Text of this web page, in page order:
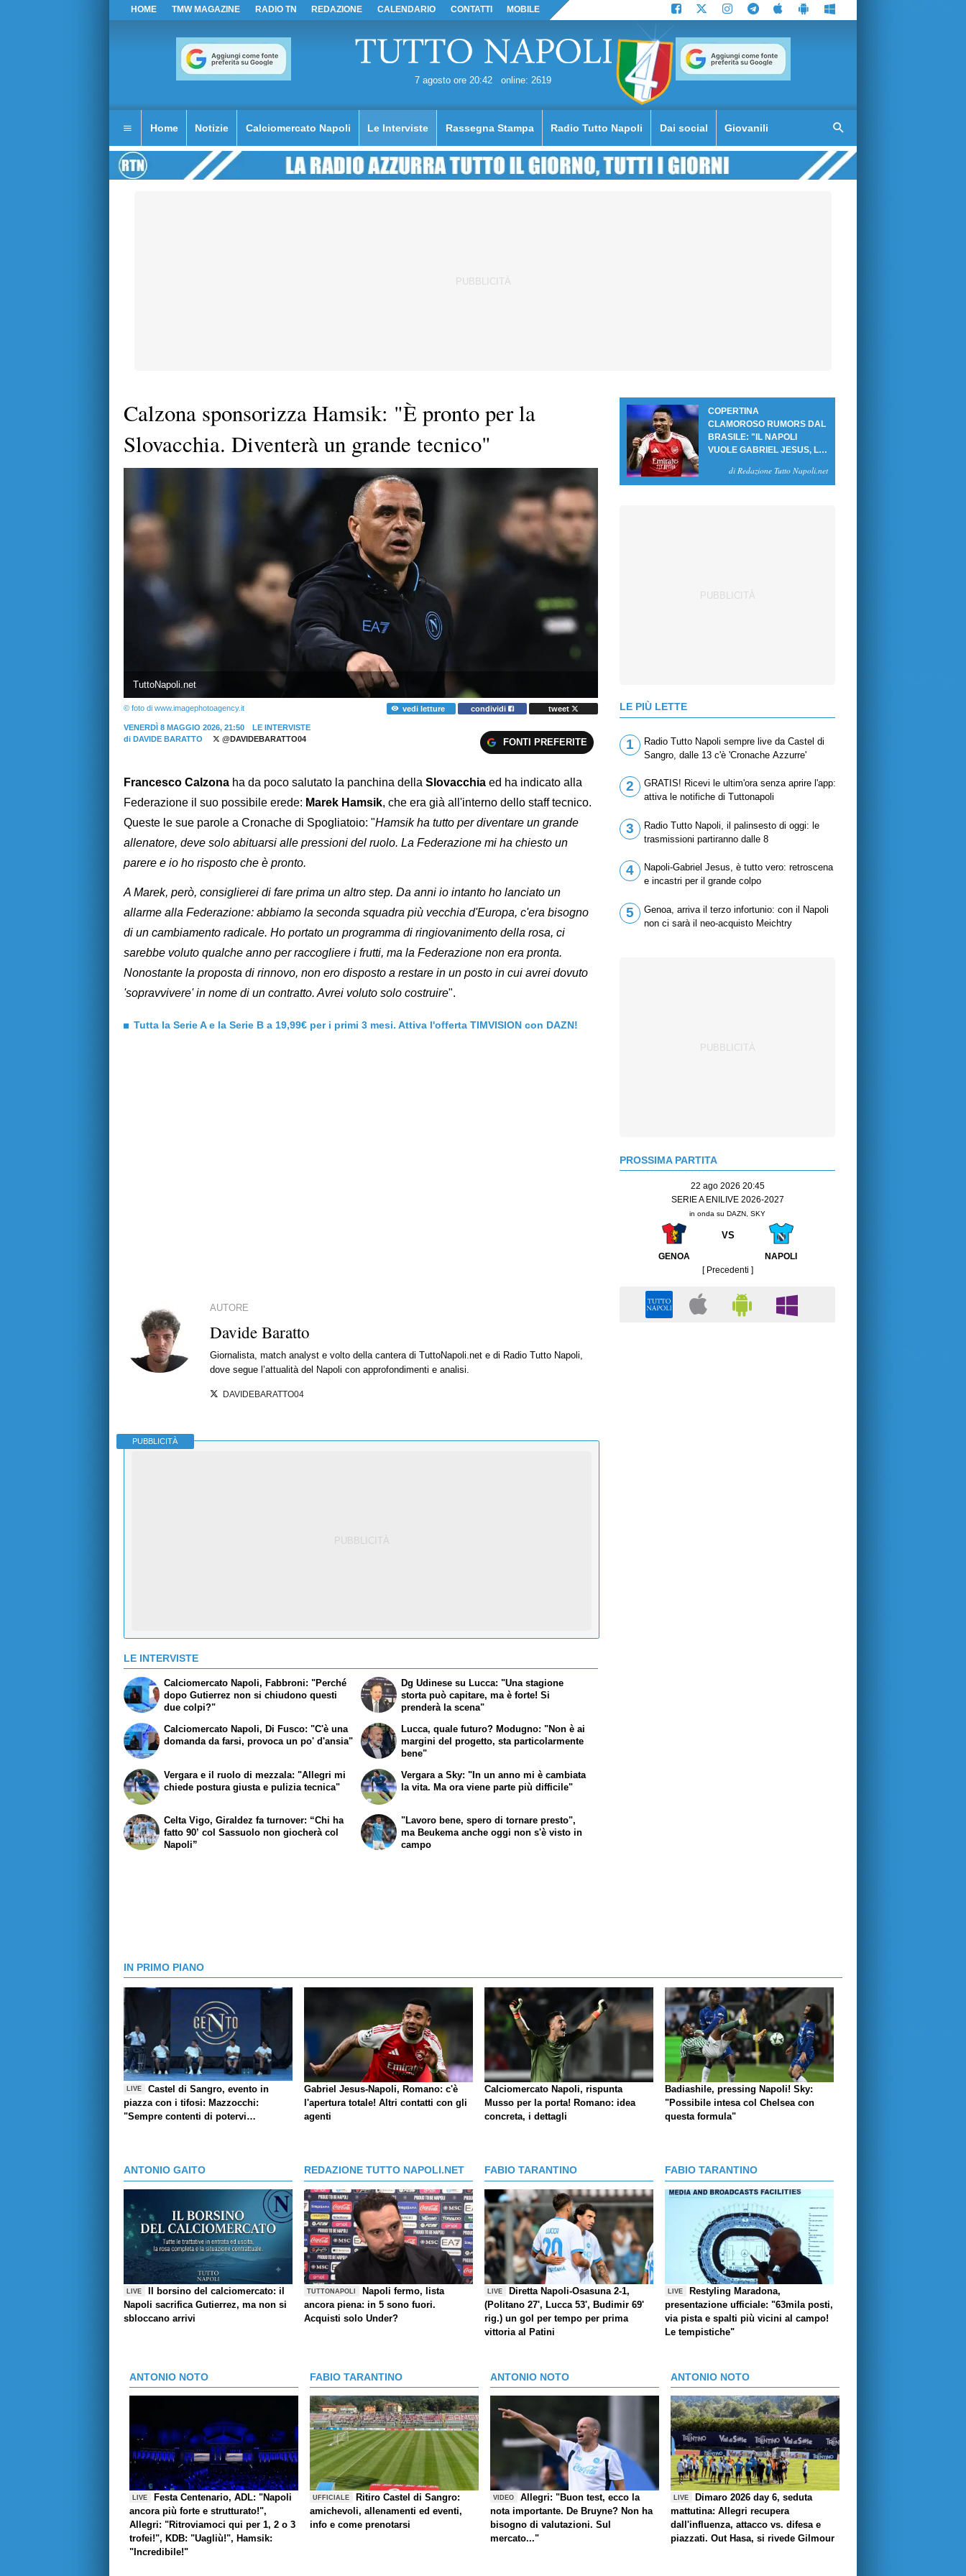
HOME TMW MAGAZINE RADIO TN REDAZIONE CALENDARIO CONTATTI MOBILE
7 agosto ore 20:42 online: 2619
Home Notizie Calciomercato Napoli Le Interviste Rassegna Stampa Radio Tutto Napoli Dai social Giovanili
Calzona sponsorizza Hamsik: "È pronto per la
Slovacchia. Diventerà un grande tecnico"
TuttoNapoli.net
© foto di www.imagephotoagency.it vedi letture condividi tweet
VENERDÌ 8 MAGGIO 2026, 21:50
LE INTERVISTE
di DAVIDE BARATTO @DAVIDEBARATTO04 FONTI PREFERITE
Francesco Calzona ha da poco salutato la panchina della Slovacchia ed ha indicato alla
Federazione il suo possibile erede: Marek Hamsik, che era già all'interno dello staff tecnico.
Queste le sue parole a Cronache di Spogliatoio: "Hamsik ha tutto per diventare un grande
allenatore, deve solo abituarsi alle pressioni del ruolo. La Federazione mi ha chiesto un
parere e io ho risposto che è pronto.
A Marek, però, consiglierei di fare prima un altro step. Da anni io intanto ho lanciato un
allarme alla Federazione: abbiamo la seconda squadra più vecchia d'Europa, c'era bisogno
di un cambiamento radicale. Ho portato un programma di ringiovanimento della rosa, ci
sarebbe voluto qualche anno per raccogliere i frutti, ma la Federazione non era pronta.
Nonostante la proposta di rinnovo, non ero disposto a restare in un posto in cui avrei dovuto
'sopravvivere' in nome di un contratto. Avrei voluto solo costruire".
Tutta la Serie A e la Serie B a 19,99€ per i primi 3 mesi. Attiva l'offerta TIMVISION con DAZN!
AUTORE
Davide Baratto
Giornalista, match analyst e volto della cantera di TuttoNapoli.net e di Radio Tutto Napoli,
dove segue l’attualità del Napoli con approfondimenti e analisi.
DAVIDEBARATTO04
PUBBLICITÀ
LE INTERVISTE
Calciomercato Napoli, Fabbroni: "Perché
dopo Gutierrez non si chiudono questi
due colpi?"
Calciomercato Napoli, Di Fusco: "C'è una
domanda da farsi, provoca un po' d'ansia"
Dg Udinese su Lucca: "Una stagione
storta può capitare, ma è forte! Si
prenderà la scena"
Lucca, quale futuro? Modugno: "Non è ai
margini del progetto, sta particolarmente
bene"
Vergara e il ruolo di mezzala: "Allegri mi
chiede postura giusta e pulizia tecnica"
Celta Vigo, Giraldez fa turnover: “Chi ha
fatto 90’ col Sassuolo non giocherà col
Napoli”
Vergara a Sky: "In un anno mi è cambiata
la vita. Ma ora viene parte più difficile"
"Lavoro bene, spero di tornare presto",
ma Beukema anche oggi non s'è visto in
campo
COPERTINA
CLAMOROSO RUMORS DAL
BRASILE: "IL NAPOLI
VUOLE GABRIEL JESUS, LE
di Redazione Tutto Napoli.net
LE PIÙ LETTE
1
Radio Tutto Napoli sempre live da Castel di
Sangro, dalle 13 c'è 'Cronache Azzurre'
2
GRATIS! Ricevi le ultim'ora senza aprire l'app:
attiva le notifiche di Tuttonapoli
3
Radio Tutto Napoli, il palinsesto di oggi: le
trasmissioni partiranno dalle 8
4
Napoli-Gabriel Jesus, è tutto vero: retroscena
e incastri per il grande colpo
5
Genoa, arriva il terzo infortunio: con il Napoli
non ci sarà il neo-acquisto Meichtry
PROSSIMA PARTITA
22 ago 2026 20:45
SERIE A ENILIVE 2026-2027
in onda su DAZN, SKY
VS
GENOA
NAPOLI
[ Precedenti ]
IN PRIMO PIANO
LIVE
Castel di Sangro, evento in
piazza con i tifosi: Mazzocchi:
"Sempre contenti di potervi
contributo"
Gabriel Jesus-Napoli, Romano: c'è
l'apertura totale! Altri contatti con gli
agenti
Calciomercato Napoli, rispunta
Musso per la porta! Romano: idea
concreta, i dettagli
Badiashile, pressing Napoli! Sky:
"Possibile intesa col Chelsea con
questa formula"
ANTONIO GAITO
LIVE
Il borsino del calciomercato: il
Napoli sacrifica Gutierrez, ma non si
sbloccano arrivi
REDAZIONE TUTTO NAPOLI.NET
TUTTONAPOLI
Napoli fermo, lista
ancora piena: in 5 sono fuori.
Acquisti solo Under?
FABIO TARANTINO
LIVE
Diretta Napoli-Osasuna 2-1,
(Politano 27', Lucca 53', Budimir 69'
rig.) un gol per tempo per prima
vittoria al Patini
FABIO TARANTINO
LIVE
Restyling Maradona,
presentazione ufficiale: "63mila posti,
via pista e spalti più vicini al campo!
Le tempistiche"
ANTONIO NOTO
LIVE
Festa Centenario, ADL: "Napoli
ancora più forte e strutturato!",
Allegri: "Ritroviamoci qui per 1, 2 o 3
trofei!", KDB: "Uagliù!", Hamsik:
"Incredibile!"
FABIO TARANTINO
UFFICIALE
Ritiro Castel di Sangro:
amichevoli, allenamenti ed eventi,
info e come prenotarsi
ANTONIO NOTO
VIDEO
Allegri: "Buon test, ecco la
nota importante. De Bruyne? Non ha
bisogno di valutazioni. Sul
mercato..."
ANTONIO NOTO
LIVE
Dimaro 2026 day 6, seduta
mattutina: Allegri recupera
dall'influenza, attacco vs. difesa e
piazzati. Out Hasa, si rivede Gilmour